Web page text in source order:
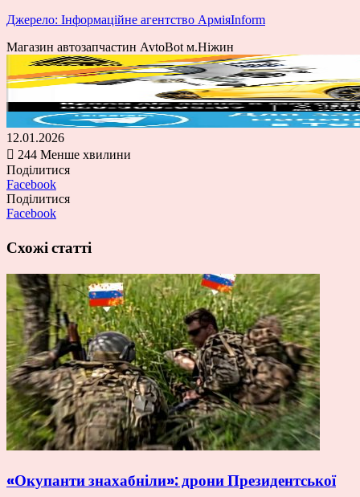
Джерело: Інформаційне агентство АрміяInform
Магазин автозапчастин AvtoBot м.Ніжин
12.01.2026
244 Менше хвилини
Поділитися
Facebook
Поділитися
Facebook
Схожі статті
«Окупанти знахабніли»: дрони Президентської